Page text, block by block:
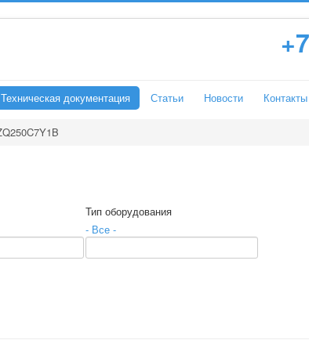
Техническая документация Статьи Новости Контакты
Тип оборудования
- Все -